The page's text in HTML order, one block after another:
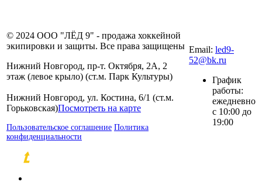
© 2024 ООО "ЛЁД 9" - продажа хоккейной
экипировки и защиты. Все права защищены
Нижний Новгород, пр-т. Октября, 2А, 2
этаж (левое крыло) (ст.м. Парк Культуры)
Нижний Новгород, ул. Костина, 6/1 (ст.м.
Горьковская)Посмотреть на карте
Пользовательское соглашение Политика
конфиденциальности
Email: led9-
52@bk.ru
График
работы:
ежедневно
с 10:00 до
19:00